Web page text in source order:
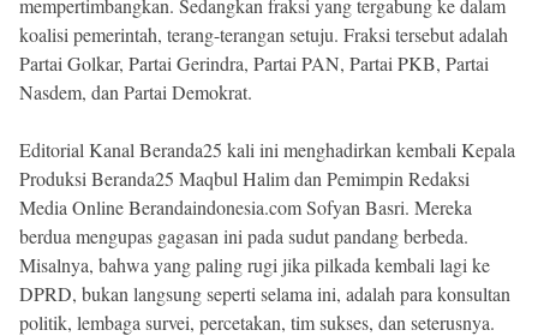
mempertimbangkan. Sedangkan fraksi yang tergabung ke dalam
koalisi pemerintah, terang-terangan setuju. Fraksi tersebut adalah
Partai Golkar, Partai Gerindra, Partai PAN, Partai PKB, Partai
Nasdem, dan Partai Demokrat.
Editorial Kanal Beranda25 kali ini menghadirkan kembali Kepala
Produksi Beranda25 Maqbul Halim dan Pemimpin Redaksi
Media Online Berandaindonesia.com Sofyan Basri. Mereka
berdua mengupas gagasan ini pada sudut pandang berbeda.
Misalnya, bahwa yang paling rugi jika pilkada kembali lagi ke
DPRD, bukan langsung seperti selama ini, adalah para konsultan
politik, lembaga survei, percetakan, tim sukses, dan seterusnya.